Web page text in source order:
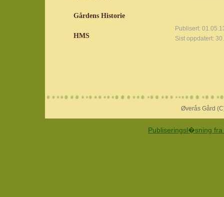
Gårdens Historie
HMS
Publisert:
Sist oppdatert:
Øverås Gård
Publiseringsl�sning fra